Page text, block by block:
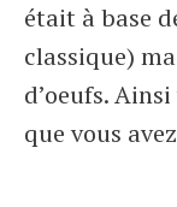
était à base
classique)
d’oeufs.
que vous